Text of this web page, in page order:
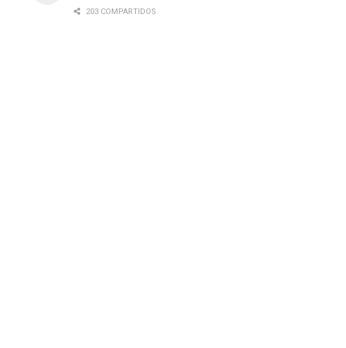
203 COMPARTIDOS